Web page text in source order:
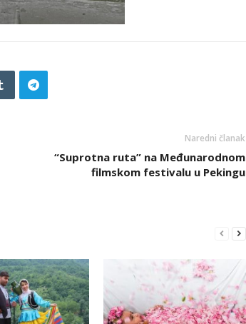
Naredni članak
“Suprotna ruta” na Međunarodnom
filmskom festivalu u Pekingu